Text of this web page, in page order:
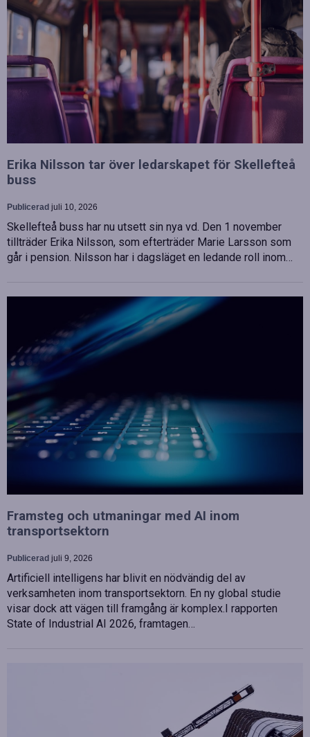
Erika Nilsson tar över ledarskapet för Skellefteå
buss
Publicerad juli 10, 2026
Skellefteå buss har nu utsett sin nya vd. Den 1 november
tillträder Erika Nilsson, som efterträder Marie Larsson som
går i pension. Nilsson har i dagsläget en ledande roll inom…
Framsteg och utmaningar med AI inom
transportsektorn
Publicerad juli 9, 2026
Artificiell intelligens har blivit en nödvändig del av
verksamheten inom transportsektorn. En ny global studie
visar dock att vägen till framgång är komplex.I rapporten
State of Industrial AI 2026, framtagen…